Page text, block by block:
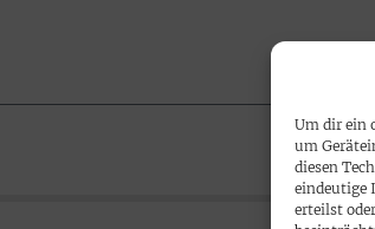
Um dir ein
um
diesen
eindeutige
erteilst